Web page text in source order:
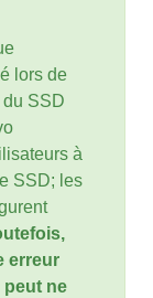
lors de
du SSD
à
SSD; les
erreur
peut ne